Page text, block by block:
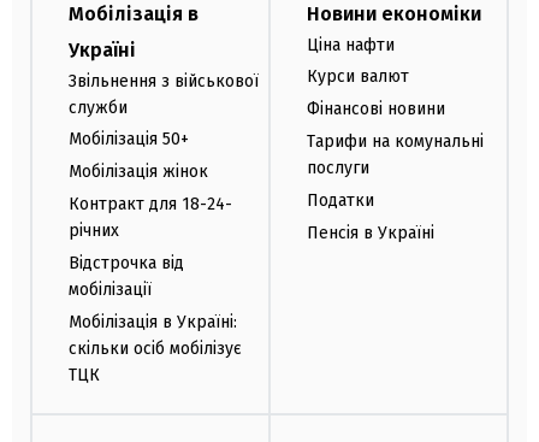
Мобілізація в
Україні
Звільнення з військової
служби
Мобілізація 50+
Мобілізація жінок
Контракт для 18-24-
річних
Відстрочка від
мобілізації
Мобілізація в Україні:
скільки осіб мобілізує
ТЦК
Новини економіки
Ціна нафти
Курси валют
Фінансові новини
Тарифи на комунальні
послуги
Податки
Пенсія в Україні